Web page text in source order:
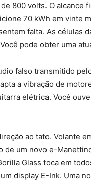
800 volts. O alcance
70 kWh em vinte
falta. As células
pode obter uma
falso transmitido
a vibração de
elétrica. Você
ao tato. Volante
de um novo e-
Glass toca em
display E-Ink. Uma